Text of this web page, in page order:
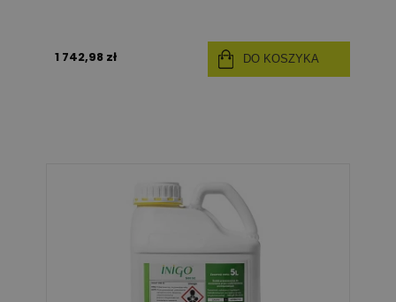
1 742,98 zł DO KOSZYKA